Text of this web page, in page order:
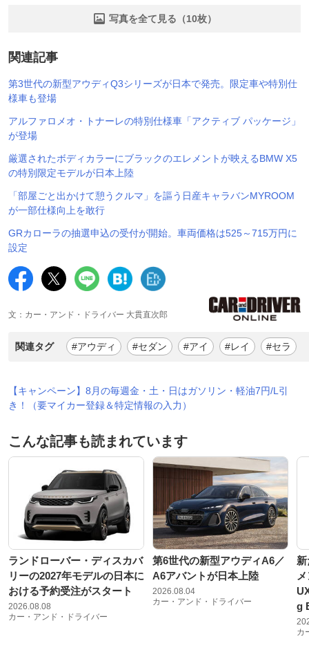
写真を全て見る（10枚）
関連記事
第3世代の新型アウディQ3シリーズが日本で発売。限定車や特別仕
様車も登場
アルファロメオ・トナーレの特別仕様車「アクティブ パッケージ」
が登場
厳選されたボディカラーにブラックのエレメントが映えるBMW X5
の特別限定モデルが日本上陸
「部屋ごと出かけて憩うクルマ」を謳う日産キャラバンMYROOM
が一部仕様向上を敢行
GRカローラの抽選申込の受付が開始。車両価格は525～715万円に
設定
文：カー・アンド・ドライバー 大貫直次郎
関連タグ #アウディ #セダン #アイ #レイ #セラ
【キャンペーン】8月の毎週金・土・日はガソリン・軽油7円/L引
き！（要マイカー登録＆特定情報の入力）
こんな記事も読まれています
ランドローバー・ディスカバ
リーの2027年モデルの日本に
おける予約受注がスタート
2026.08.08
カー・アンド・ドライバー
第6世代の新型アウディA6／
A6アバントが日本上陸
2026.08.04
カー・アンド・ドライバー
g
カ